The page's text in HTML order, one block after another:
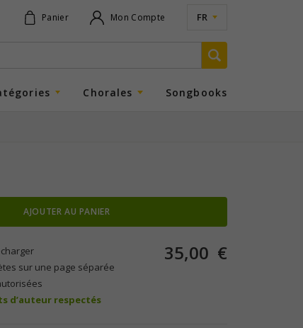
Panier Mon Compte FR
Chorales Songbooks
AJOUTER AU PANIER
sur une page séparée
d’auteur respectés
35,00 €